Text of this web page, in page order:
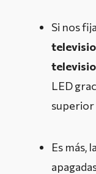
Si nos
LED
superior
Es más,